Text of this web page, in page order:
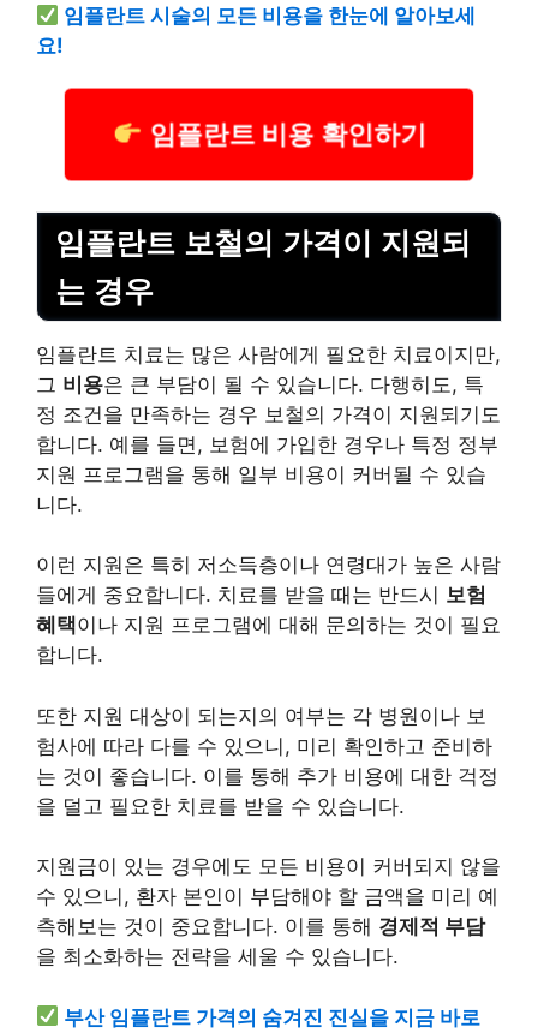
임플란트 시술의 모든 비용을 한눈에 알아보세
요!
임플란트 비용 확인하기
임플란트 보철의 가격이 지원되
는 경우
임플란트 치료는 많은 사람에게 필요한 치료이지만,
그 비용은 큰 부담이 될 수 있습니다. 다행히도, 특
정 조건을 만족하는 경우 보철의 가격이 지원되기도
합니다. 예를 들면, 보험에 가입한 경우나 특정 정부
지원 프로그램을 통해 일부 비용이 커버될 수 있습
니다.
이런 지원은 특히 저소득층이나 연령대가 높은 사람
들에게 중요합니다. 치료를 받을 때는 반드시 보험
혜택이나 지원 프로그램에 대해 문의하는 것이 필요
합니다.
또한 지원 대상이 되는지의 여부는 각 병원이나 보
험사에 따라 다를 수 있으니, 미리 확인하고 준비하
는 것이 좋습니다. 이를 통해 추가 비용에 대한 걱정
을 덜고 필요한 치료를 받을 수 있습니다.
지원금이 있는 경우에도 모든 비용이 커버되지 않을
수 있으니, 환자 본인이 부담해야 할 금액을 미리 예
측해보는 것이 중요합니다. 이를 통해 경제적 부담
을 최소화하는 전략을 세울 수 있습니다.
부산 임플란트 가격의 숨겨진 진실을 지금 바로